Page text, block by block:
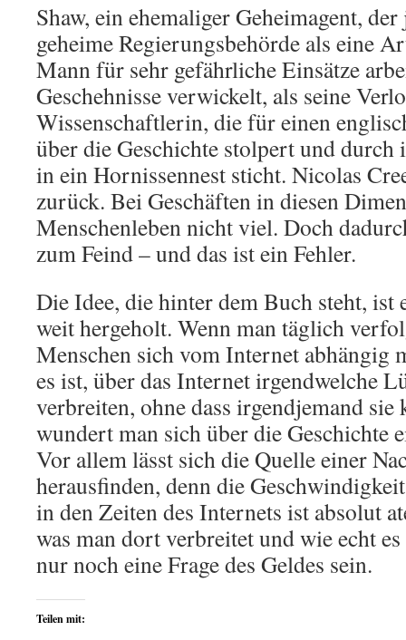
Shaw, ein ehemaliger Geheimagent,
geheime Regierungsbehörde als eine
Mann für sehr gefährliche Einsätze
Geschehnisse verwickelt, als seine
Wissenschaftlerin, die für einen
über die Geschichte stolpert und durch
in ein Hornissennest sticht. Nicolas
zurück. Bei Geschäften in diesen
Menschenleben nicht viel. Doch
zum Feind – und das ist ein Fehler.
Die Idee, die hinter dem Buch steht, ist
weit hergeholt. Wenn man täglich
Menschen sich vom Internet abhängig
es ist, über das Internet irgendwelche
verbreiten, ohne dass irgendjemand
wundert man sich über die Geschichte
Vor allem lässt sich die Quelle einer
herausfinden, denn die
in den Zeiten des Internets ist absolut
was man dort verbreitet und wie echt
nur noch eine Frage des Geldes sein.
Teilen mit: